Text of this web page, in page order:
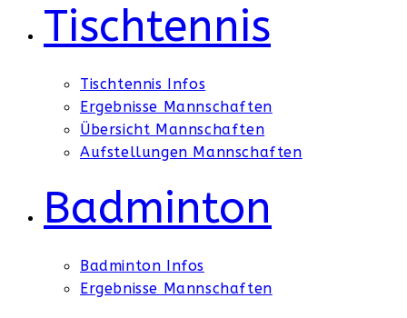
Tischtennis
Tischtennis Infos
Ergebnisse Mannschaften
Übersicht Mannschaften
Aufstellungen Mannschaften
Badminton
Badminton Infos
Ergebnisse Mannschaften